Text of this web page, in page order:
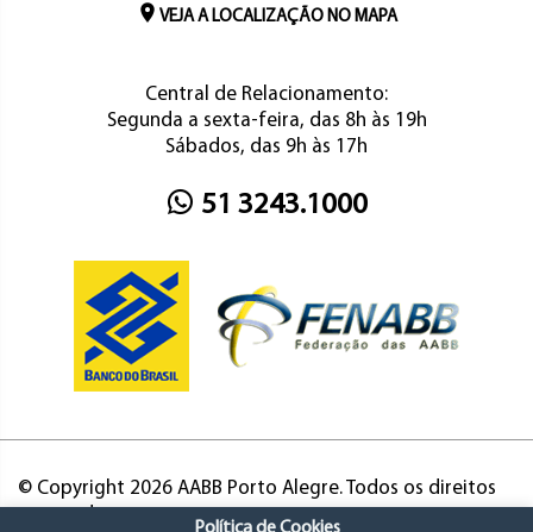
VEJA A LOCALIZAÇÃO NO MAPA
Central de Relacionamento:
Segunda a sexta-feira, das 8h às 19h
Sábados, das 9h às 17h
51 3243.1000
© Copyright 2026 AABB Porto Alegre. Todos os direitos